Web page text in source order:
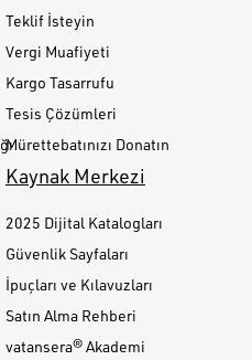
Teklif İsteyin
Vergi Muafiyeti
Kargo Tasarrufu
Tesis Çözümleri
Mürettebatınızı Donatın
Kaynak Merkezi
2025 Dijital Katalogları
Güvenlik Sayfaları
İpuçları ve Kılavuzları
Satın Alma Rehberi
vatansera® Akademi